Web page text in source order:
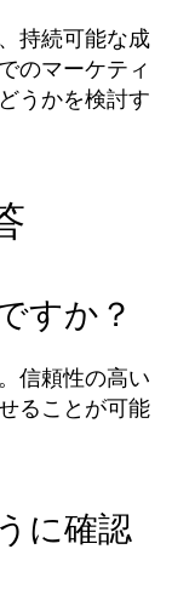
持続可能な成
のマーケティ
うかを検討す
すか？
信頼性の高い
ることが可能
に確認